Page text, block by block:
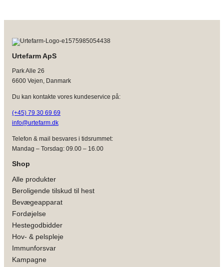
Urtefarm ApS
Park Alle 26
6600 Vejen, Danmark
Du kan kontakte vores kundeservice på:
(+45) 79 30 69 69
info@urtefarm.dk
Telefon & mail besvares i tidsrummet:
Mandag – Torsdag: 09.00 – 16.00
Shop
Alle produkter
Beroligende tilskud til hest
Bevægeapparat
Fordøjelse
Hestegodbidder
Hov- & pelspleje
Immunforsvar
Kampagne